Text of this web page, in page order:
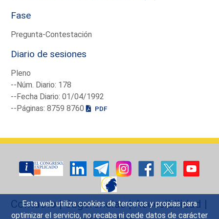
Esta web utiliza cookies de terceros y propias para
optimizar el servicio, no recaba ni cede datos de carácter
Fase
Pregunta-Contestación
Diario de sesiones
Pleno
--Núm. Diario: 178
--Fecha Diario: 01/04/1992
--Páginas: 8759 8760
PDF
Contacto|Sugerencias|Accesibilidad |